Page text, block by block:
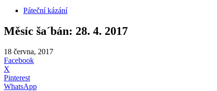
Páteční kázání
Měsíc ša´bán: 28. 4. 2017
18 června, 2017
Facebook
X
Pinterest
WhatsApp